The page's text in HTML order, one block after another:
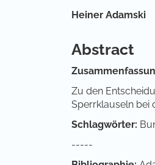
Heiner Adamski
Abstract
Zu den
Sperrklauseln bei
Schlagwörter:
-----